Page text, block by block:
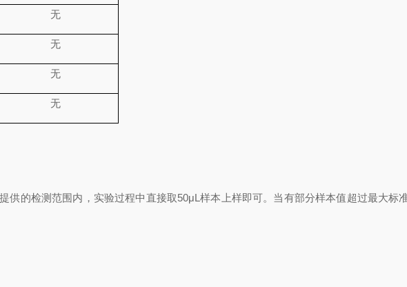
无
无
无
无
供的检测范围内，实验过程中直接取50μL样本上样即可。当有部分样本值超过最大标